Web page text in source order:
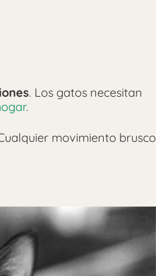
. Los gatos necesitan
.
movimiento brusco